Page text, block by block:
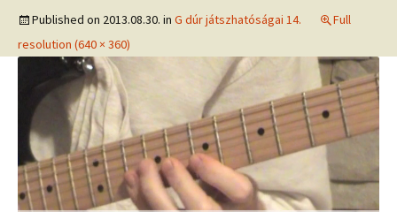
Published on 2013.08.30. in G dúr játszhatóságai 14.
Full
resolution (640 × 360)